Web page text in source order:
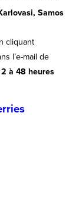
Samos
cliquant
l’e-mail de
à 48 heures